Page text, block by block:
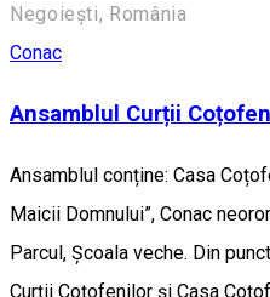
Negoiești, România
Conac
Ansamblul Curții
Ansamblul conține: Casa
Maicii Domnului”, Conac
Parcul, Școala veche. Din
Curţii Coţofenilor şi Casa